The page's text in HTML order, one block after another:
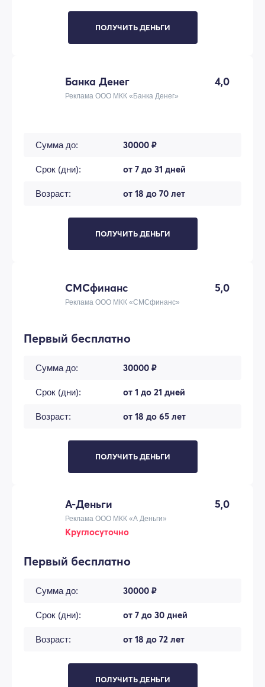
ПОЛУЧИТЬ ДЕНЬГИ
Банка Денег 4,0
Реклама ООО МКК «Банка Денег»
Сумма до: 30000 ₽
Срок (дни): от 7 до 31 дней
Возраст: от 18 до 70 лет
ПОЛУЧИТЬ ДЕНЬГИ
СМСфинанс 5,0
Реклама ООО МКК «СМСфинанс»
Первый бесплатно
Сумма до: 30000 ₽
Срок (дни): от 1 до 21 дней
Возраст: от 18 до 65 лет
ПОЛУЧИТЬ ДЕНЬГИ
А-Деньги 5,0
Реклама ООО МКК «А Деньги»
Круглосуточно
Первый бесплатно
Сумма до: 30000 ₽
Срок (дни): от 7 до 30 дней
Возраст: от 18 до 72 лет
ПОЛУЧИТЬ ДЕНЬГИ